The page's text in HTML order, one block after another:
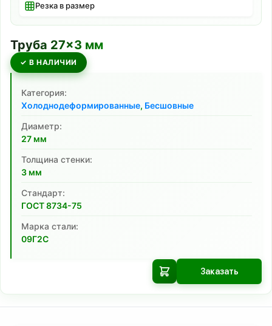
Резка в размер
Труба 27×3 мм
✓ В НАЛИЧИИ
Категория:
Холоднодеформированные, Бесшовные
Диаметр:
27 мм
Толщина стенки:
3 мм
Cтандарт:
ГОСТ 8734-75
Марка стали:
09Г2С
Заказать